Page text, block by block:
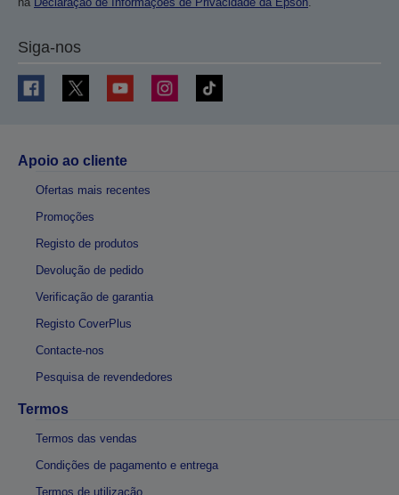
Siga-nos
Apoio ao cliente
Ofertas mais recentes
Promoções
Registo de produtos
Devolução de pedido
Verificação de garantia
Registo CoverPlus
Contacte-nos
Pesquisa de revendedores
Termos
Termos das vendas
Condições de pagamento e entrega
Termos de utilização